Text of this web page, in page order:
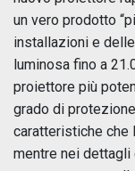
un vero prodotto
installazioni e
luminosa fino a
proiettore più
grado di
caratteristiche che
mentre nei dettagli